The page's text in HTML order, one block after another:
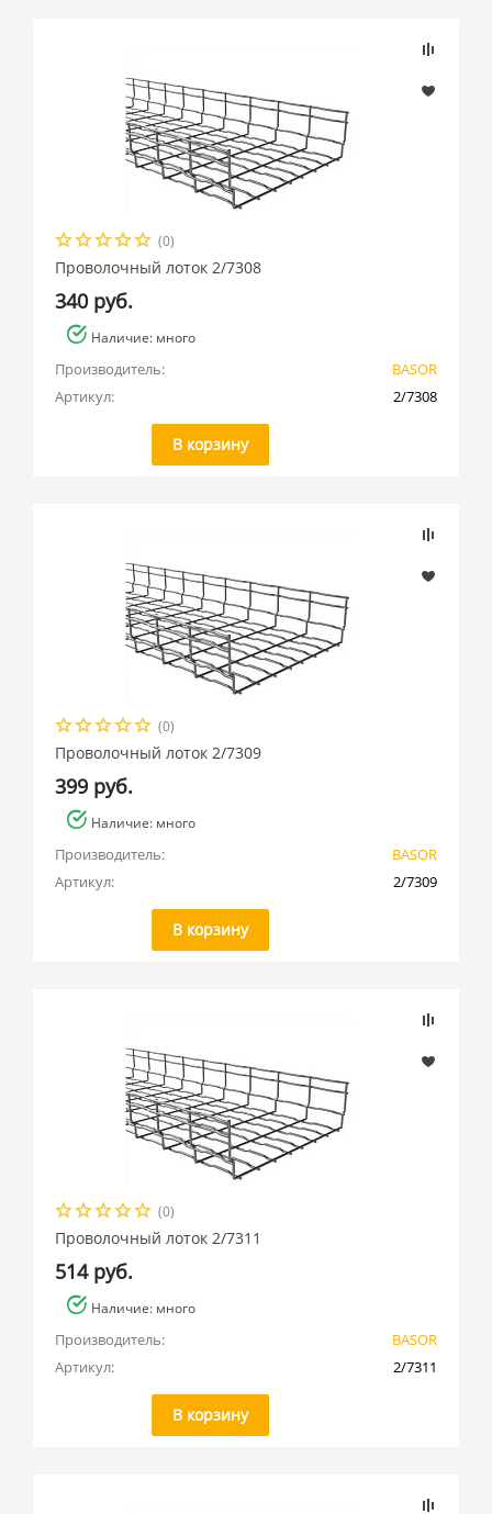
(0)
Проволочный лоток 2/7308
340 руб.
Наличие: много
Производитель:
BASOR
Артикул:
2/7308
В корзину
(0)
Проволочный лоток 2/7309
399 руб.
Наличие: много
Производитель:
BASOR
Артикул:
2/7309
В корзину
(0)
Проволочный лоток 2/7311
514 руб.
Наличие: много
Производитель:
BASOR
Артикул:
2/7311
В корзину